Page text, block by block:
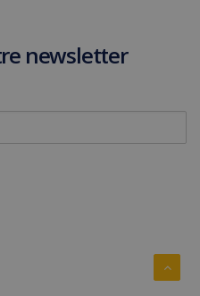
newsletter